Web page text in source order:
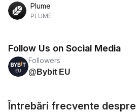
Plume
PLUME
Follow Us on Social Media
Followers
@Bybit EU
Întrebări frecvente despre